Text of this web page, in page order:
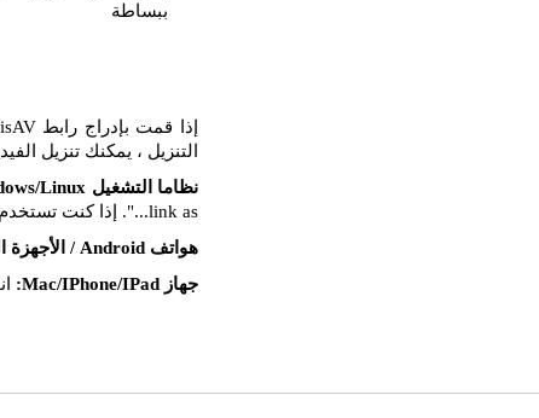
ببساطة
التنزيل ، يمكنك تنزيل
نظاما التشغيل Windows/Linux:
link as...". إذا كنت تستخدم Mozilla FireFox ، فحدد خيار "حفظ الهدف باسم...".
هواتف Android / الأجهزة اللوحية:
جهاز Mac/IPhone/IPad: